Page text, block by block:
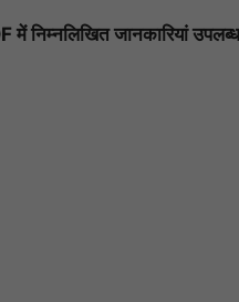
जानकारियां उपलब्ध